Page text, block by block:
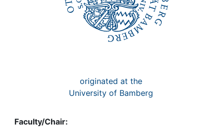
originated at the
University of Bamberg
Faculty/Chair: